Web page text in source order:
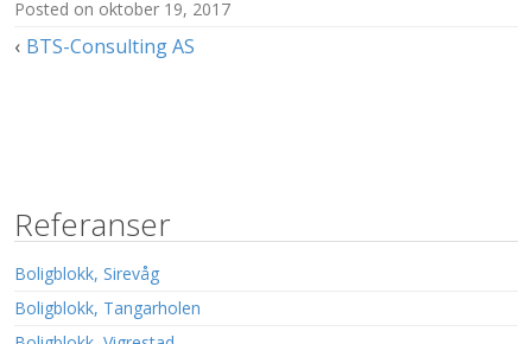
posted on oktober 19, 2017
Innleggsnavigasjon
BTS-Consulting AS
Referanser
Boligblokk, Sirevåg
Boligblokk, Tangarholen